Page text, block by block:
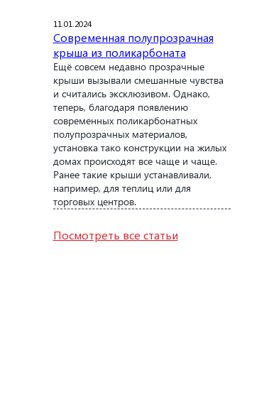
11.01.2024
Современная полупрозрачная
крыша из поликарбоната
Ещё совсем недавно прозрачные
крыши вызывали смешанные чувства
и считались эксклюзивом. Однако,
теперь, благодаря появлению
современных поликарбонатных
полупрозрачных материалов,
установка тако конструкции на жилых
домах происходят все чаще и чаще.
Ранее такие крыши устанавливали,
например, для теплиц или для
торговых центров.
Посмотреть все статьи